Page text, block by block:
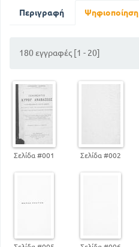
Περιγραφή Ψηφιοποίηση
180 εγγραφές [1 - 20]
Σελίδα #001 Σελίδα #002